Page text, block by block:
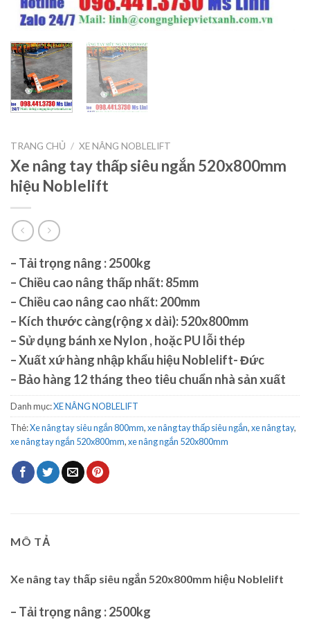
TRANG CHỦ / XE NÂNG NOBLELIFT
Xe nâng tay thấp siêu ngắn 520x800mm
hiệu Noblelift
– Tải trọng nâng : 2500kg
– Chiều cao nâng thấp nhất: 85mm
– Chiều cao nâng cao nhất: 200mm
– Kích thước càng(rộng x dài):520x800mm
– Sử dụng bánh xe Nylon , hoặc PU lỗi thép
– Xuất xứ hàng nhập khẩu hiệu Noblelift- Đức
– Bảo hàng 12 tháng theo tiêu chuẩn nhà sản xuất
Danh mục:XE NÂNG NOBLELIFT
Thẻ:Xe nâng tay siêu ngắn 800mm,xe nâng tay thấp siêu ngắn,xe nâng tay,
xe nâng tay ngắn 520x800mm,xe nâng ngắn 520x800mm
MÔ TẢ
Xe nâng tay thấp siêu ngắn 520x800mm hiệu Noblelift
– Tải trọng nâng : 2500kg